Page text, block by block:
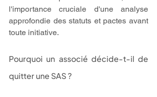
l'importance cruciale d'une analyse
approfondie des statuts et pactes avant
toute initiative.
Pourquoi un associé décide-t-il de
quitter une SAS ?